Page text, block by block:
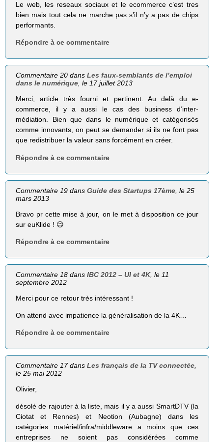
Le web, les reseaux sociaux et le ecommerce c’est tres
bien mais tout cela ne marche pas s’il n’y a pas de chips
performants.
Répondre à ce commentaire
Commentaire 20 dansLes faux-semblants de l’emploi
dans le numérique, le 17 juillet 2013
Merci, article très fourni et pertinent. Au delà du e-
commerce, il y a aussi le cas des business d’inter-
médiation. Bien que dans le numérique et catégorisés
comme innovants, on peut se demander si ils ne font pas
que redistribuer la valeur sans forcément en créer.
Répondre à ce commentaire
Commentaire 19 dansGuide des Startups 17ème , le 25
mars 2013
Bravo pr cette mise à jour, on le met à disposition ce jour
sur euKlide ! 😉
Répondre à ce commentaire
Commentaire 18 dansIBC 2012 – UI et 4K, le 11
septembre 2012
Merci pour ce retour très intéressant !
On attend avec impatience la généralisation de la 4K…
Répondre à ce commentaire
Commentaire 17 dansLes français de la TV connectée
le 25 mai 2012
Olivier,
désolé de rajouter à la liste, mais il y a aussi SmartDTV (la
Ciotat et Rennes) et Neotion (Aubagne) dans les
catégories matériel/infra/middleware a moins que ces
entreprises ne soient pas considérées comme